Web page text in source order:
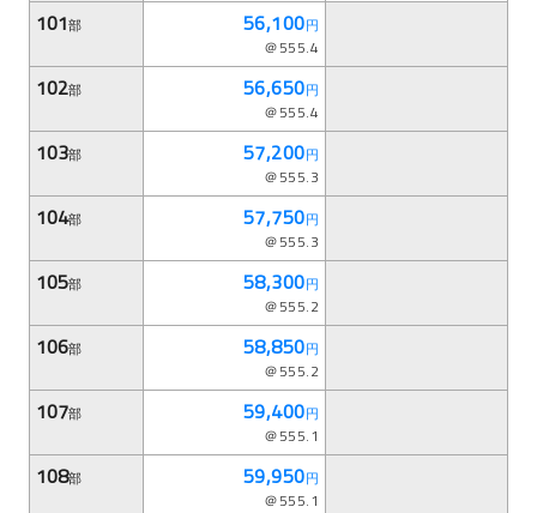
101部 56,100円
＠555.4
102部 56,650円
＠555.4
103部 57,200円
＠555.3
104部 57,750円
＠555.3
105部 58,300円
＠555.2
106部 58,850円
＠555.2
107部 59,400円
＠555.1
108部 59,950円
＠555.1